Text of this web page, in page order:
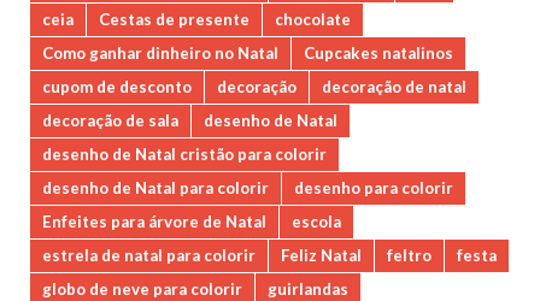
ceia
Cestas de presente
chocolate
Como ganhar dinheiro no Natal
Cupcakes natalinos
cupom de desconto
decoração
decoração de natal
decoração de sala
desenho de Natal
desenho de Natal cristão para colorir
desenho de Natal para colorir
desenho para colorir
Enfeites para árvore de Natal
escola
estrela de natal para colorir
Feliz Natal feltro
festa
globo de neve para colorir
guirlandas